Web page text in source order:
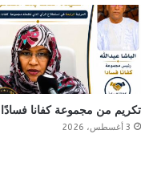
تكريم من مجموعة كفانا فسادًا
3 أغسطس، 2026